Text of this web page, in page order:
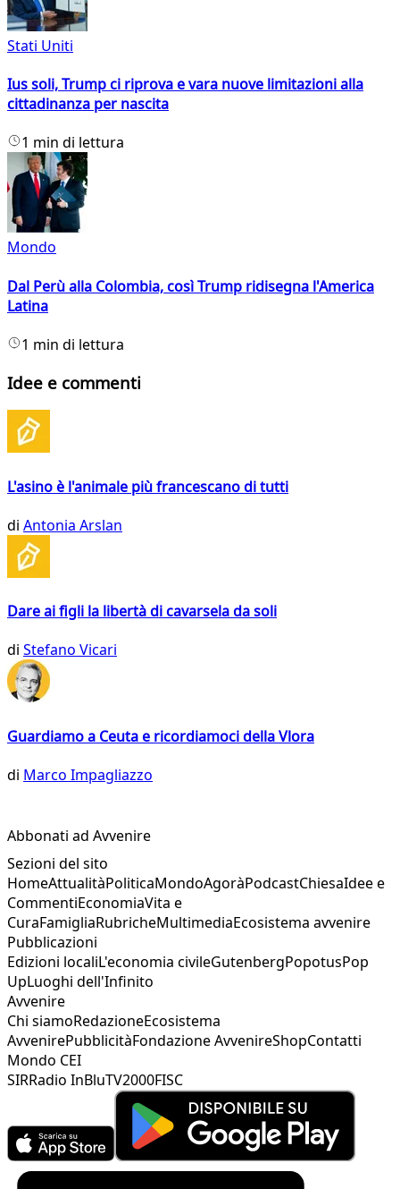
Stati Uniti
Ius soli, Trump ci riprova e vara nuove limitazioni alla
cittadinanza per nascita
1 min di lettura
Mondo
Dal Perù alla Colombia, così Trump ridisegna l'America
Latina
1 min di lettura
Idee e commenti
L'asino è l'animale più francescano di tutti
di Antonia Arslan
Dare ai figli la libertà di cavarsela da soli
di Stefano Vicari
Guardiamo a Ceuta e ricordiamoci della Vlora
di Marco Impagliazzo
Abbonati ad Avvenire
Sezioni del sito
HomeAttualitàPoliticaMondoAgoràPodcastChiesaIdee e
CommentiEconomiaVita e
CuraFamigliaRubricheMultimediaEcosistema avvenire
Pubblicazioni
Edizioni localiL'economia civileGutenbergPopotusPop
UpLuoghi dell'Infinito
Avvenire
Chi siamoRedazioneEcosistema
AvvenirePubblicitàFondazione AvvenireShopContatti
Mondo CEI
SIRRadio InBluTV2000FISC